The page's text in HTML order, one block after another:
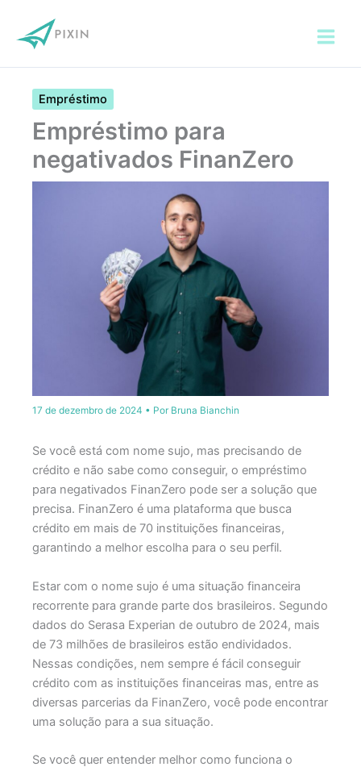
para
Empréstimo
Empréstimo para
negativados FinanZero
17 de dezembro de 2024 • Por Bruna Bianchin
Se você está com nome sujo, mas precisando de
crédito e não sabe como conseguir, o empréstimo
para negativados FinanZero pode ser a solução que
precisa. FinanZero é uma plataforma que busca
crédito em mais de 70 instituições financeiras,
garantindo a melhor escolha para o seu perfil.
Estar com o nome sujo é uma situação financeira
recorrente para grande parte dos brasileiros. Segundo
dados do Serasa Experian de outubro de 2024, mais
de 73 milhões de brasileiros estão endividados.
Nessas condições, nem sempre é fácil conseguir
crédito com as instituições financeiras mas, entre as
diversas parcerias da FinanZero, você pode encontrar
uma solução para a sua situação.
Se você quer entender melhor como funciona o